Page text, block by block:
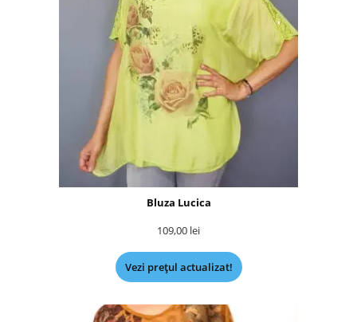
Bluza Lucica
109,00 lei
Vezi prețul actualizat!